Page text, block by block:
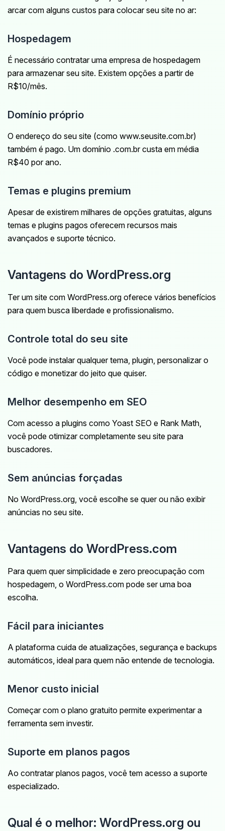
arcar com alguns custos para colocar seu site no ar:
Hospedagem
É necessário contratar uma empresa de hospedagem
para armazenar seu site. Existem opções a partir de
R$10/mês.
Domínio próprio
O endereço do seu site (como www.seusite.com.br)
também é pago. Um domínio .com.br custa em média
R$40 por ano.
Temas e plugins premium
Apesar de existirem milhares de opções gratuitas, alguns
temas e plugins pagos oferecem recursos mais
avançados e suporte técnico.
Vantagens do WordPress.org
Ter um site com WordPress.org oferece vários benefícios
para quem busca liberdade e profissionalismo.
Controle total do seu site
Você pode instalar qualquer tema, plugin, personalizar o
código e monetizar do jeito que quiser.
Melhor desempenho em SEO
Com acesso a plugins como Yoast SEO e Rank Math,
você pode otimizar completamente seu site para
buscadores.
Sem anúncias forçadas
No WordPress.org, você escolhe se quer ou não exibir
anúncias no seu site.
Vantagens do WordPress.com
Para quem quer simplicidade e zero preocupação com
hospedagem, o WordPress.com pode ser uma boa
escolha.
Fácil para iniciantes
A plataforma cuida de atualizações, segurança e backups
automáticos, ideal para quem não entende de tecnologia.
Menor custo inicial
Começar com o plano gratuito permite experimentar a
ferramenta sem investir.
Suporte em planos pagos
Ao contratar planos pagos, você tem acesso a suporte
especializado.
Qual é o melhor: WordPress.org ou